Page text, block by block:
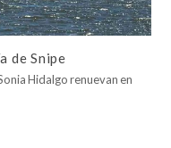
de Snipe
Hidalgo renuevan en